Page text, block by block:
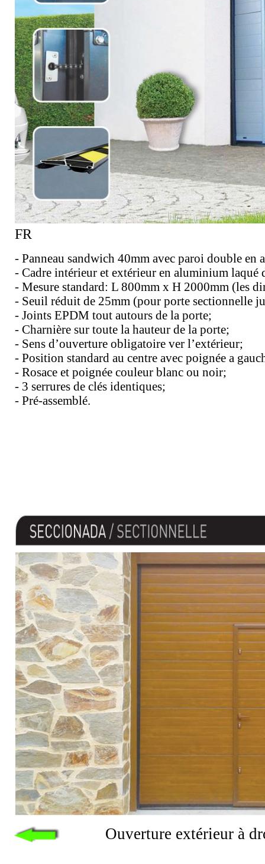
FR
- Panneau sandwich 40mm avec paroi double en
- Cadre intérieur et extérieur en aluminium laqué
- Mesure standard: L 800mm x H 2000mm (les
- Seuil réduit de 25mm (pour porte sectionnelle
- Joints EPDM tout autours de la porte;
- Charnière sur toute la hauteur de la porte;
- Sens d’ouverture obligatoire ver l’extérieur;
- Position standard au centre avec poignée a
- Rosace et poignée couleur blanc ou noir;
- 3 serrures de clés identiques;
- Pré-assemblé.
Ouverture extérieur à